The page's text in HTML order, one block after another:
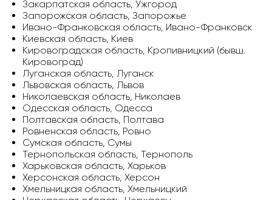
Закарпатская область, Ужгород
Запорожская область, Запорожье
Ивано-Франковская область, Ивано-Франковск
Киевская область, Киев
Кировоградская область, Кропивницкий (бывш.
Кировоград)
Луганская область, Луганск
Львовская область, Львов
Николаевская область, Николаев
Одесская область, Одесса
Полтавская область, Полтава
Ровненская область, Ровно
Сумская область, Сумы
Тернопольская область, Тернополь
Харьковская область, Харьков
Херсонская область, Херсон
Хмельницкая область, Хмельницкий